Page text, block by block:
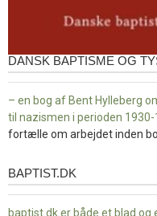
DANSK BAPTISME OG
– en bog af Bent Hylleberg
til nazismen i perioden
fortælle om arbejdet inden
baptist.dk
BAPTIST.DK
baptist.dk er både et blad og